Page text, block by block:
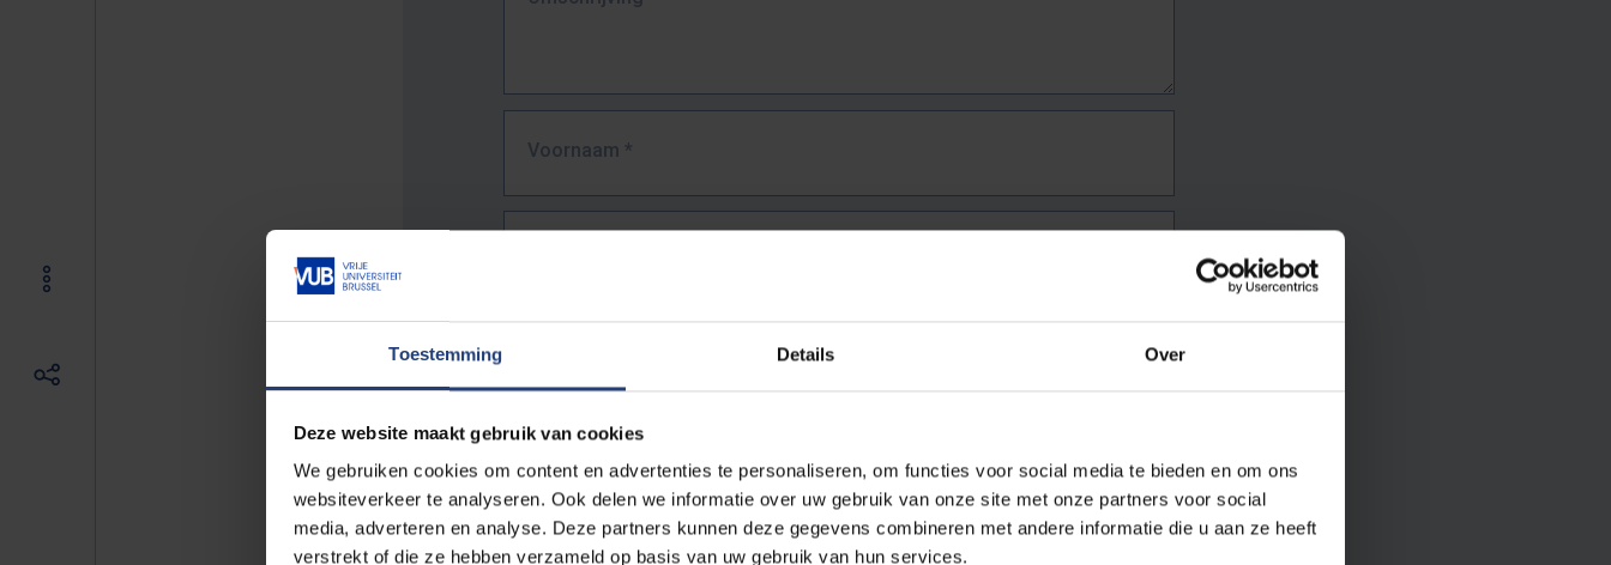
Toestemming Details Over
Deze website maakt gebruik van cookies
We gebruiken cookies om content en advertenties te personaliseren, om functies voor social media te bieden en om ons
websiteverkeer te analyseren. Ook delen we informatie over uw gebruik van onze site met onze partners voor social
media, adverteren en analyse. Deze partners kunnen deze gegevens combineren met andere informatie die u aan ze heeft
verstrekt of die ze hebben verzameld op basis van uw gebruik van hun services.
Voornaam *
URL*
De volledige URL van de pagina waar je de fout zag.
Bv. https://www.vub.be/nl/studeren-aan-de-vub/alle-opleidingen